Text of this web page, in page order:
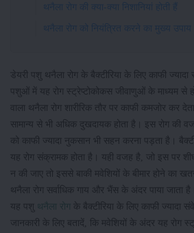
थनैला रोग की क्या-क्या निशानियां होती हैं
थनैला रोग को नियंत्रित करने का मुख्य उपाय
डेयरी पशु थनैला रोग के बैक्टीरिया के लिए काफी
पशुओं में यह रोग स्ट्रेप्टोकोकस जीवाणुओं के माध्यम
वाला थनैला रोग शारीरिक तौर पर काफी कमजोर कर
सामान्य से भी अधिक दुखदायक होता है। इस रोग की
को काफी ज्यादा नुकसान भी सहन करना पड़ता है।
यह रोग संक्रामक होता है। यही वजह है, जो इस पर
न की जाए तो इससे बाकी मवेशियों के बीमार होने का
थनैला रोग सर्वाधिक गाय और भैंस के अंदर पाया
यह पशु
थनैला रोग
के बैक्टीरिया के लिए काफी ज्यादा
जानकारी के लिए बतादें, कि मवेशियों के अंदर यह रोग